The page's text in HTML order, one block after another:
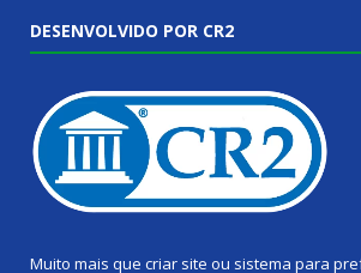
DESENVOLVIDO POR CR2
Muito mais que criar site ou sistema para